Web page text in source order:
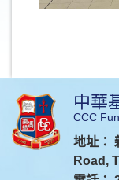
中華
CCC
地址：
Road,